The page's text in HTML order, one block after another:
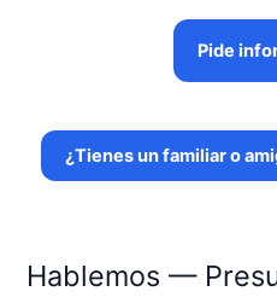
Pide
¿Tienes un familiar o
Hablemos —